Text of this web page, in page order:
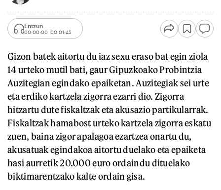
Entzun
00:00:00 00:01:45
Gizon batek aitortu du iaz sexu eraso bat egin ziola
14 urteko mutil bati, gaur Gipuzkoako Probintzia
Auzitegian egindako epaiketan. Auzitegiak sei urte
eta erdiko kartzela zigorra ezarri dio. Zigorra
hitzartu dute fiskaltzak eta akusazio partikularrak.
Fiskaltzak hamabost urteko kartzela zigorra eskatu
zuen, baina zigor apalagoa ezartzea onartu du,
akusatuak egindakoa aitortu duelako eta epaiketa
hasi aurretik 20.000 euro ordaindu dituelako
biktimarentzako kalte ordain gisa.